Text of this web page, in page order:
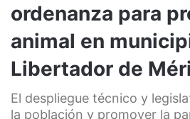
ordenanza para
animal en
Libertador de
El despliegue técnico y
la población y promover la